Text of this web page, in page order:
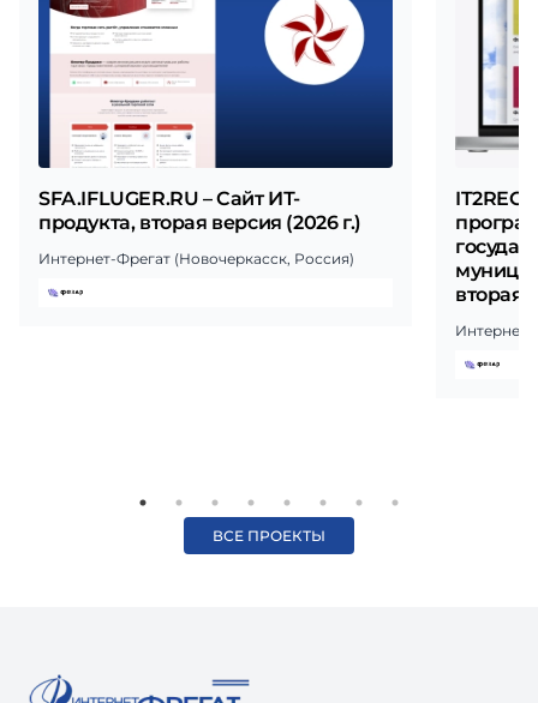
SFA.IFLUGER.RU – Сайт ИТ-
продукта, вторая версия (2026 г.)
Интернет-Фрегат (Новочеркасск, Россия)
вторая
Интернет-
ВСЕ ПРОЕКТЫ